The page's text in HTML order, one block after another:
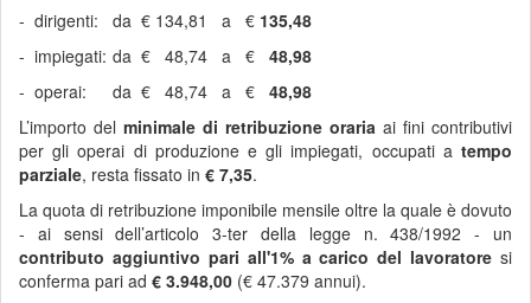
- dirigenti: da € 134,81 a € 135,48
- impiegati: da € 48,74 a € 48,98
- operai: da € 48,74 a € 48,98
L’importo del minimale di retribuzione oraria ai fini contributivi
per gli operai di produzione e gli impiegati, occupati a tempo
parziale, resta fissato in € 7,35.
La quota di retribuzione imponibile mensile oltre la quale è dovuto
- ai sensi dell’articolo 3-ter della legge n. 438/1992 - un
contributo aggiuntivo pari all'1% a carico del lavoratore si
conferma pari ad € 3.948,00 (€ 47.379 annui).